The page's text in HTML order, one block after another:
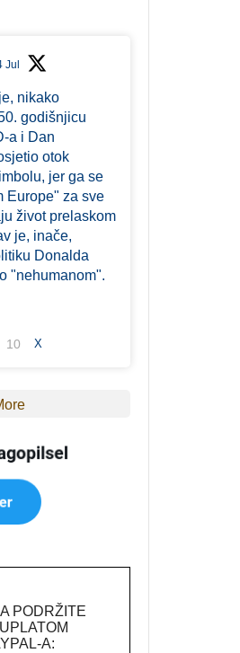
Jul
nikako
godišnjicu
a i Dan
otok
jer ga se
Europe" za sve
život prelaskom
je, inače,
Donalda
"nehumanom".
10 X
PODRŽITE
A: